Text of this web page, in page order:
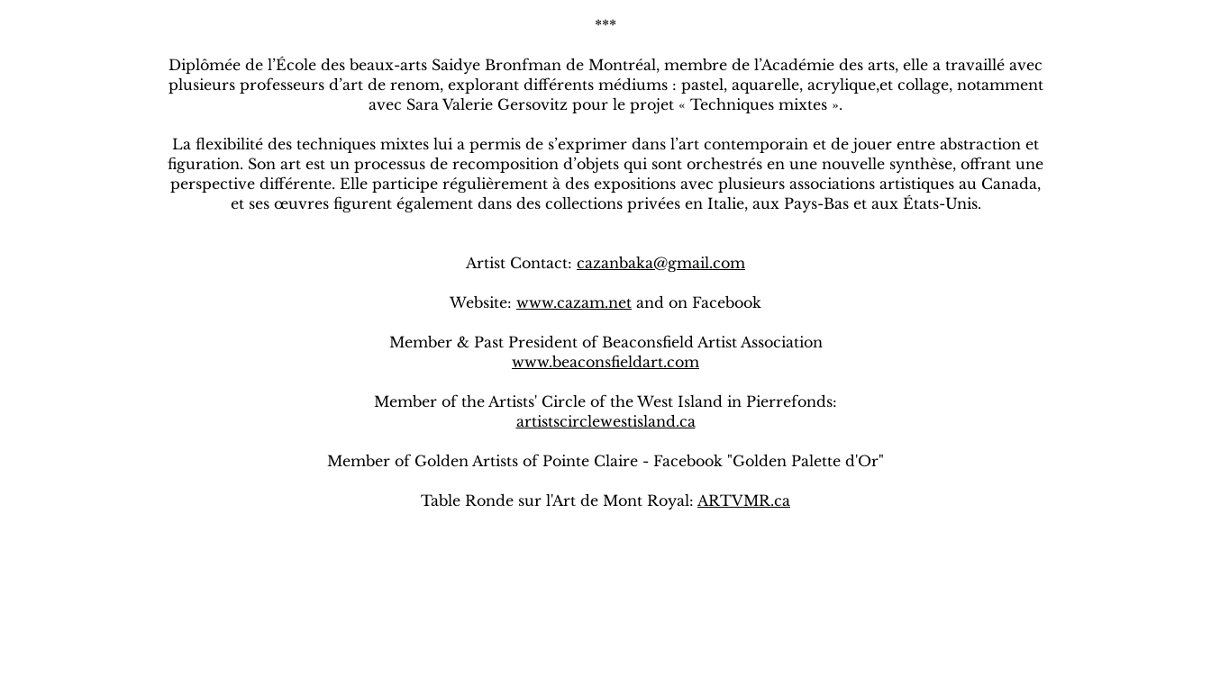
***
Diplômée de l’École des beaux-arts Saidye Bronfman de Montréal, membre de l’Académie des arts, elle a travaillé avec
plusieurs professeurs d’art de renom, explorant différents médiums : pastel, aquarelle, acrylique,et collage, notamment
avec Sara Valerie Gersovitz pour le projet « Techniques mixtes ».
La flexibilité des techniques mixtes lui a permis de s’exprimer dans l’art contemporain et de jouer entre abstraction et
figuration. Son art est un processus de recomposition d’objets qui sont orchestrés en une nouvelle synthèse, offrant une
perspective différente. Elle participe régulièrement à des expositions avec plusieurs associations artistiques au Canada,
et ses œuvres figurent également dans des collections privées en Italie, aux Pays-Bas et aux États-Unis.
Artist Contact: cazanbaka@gmail.com
Website: www.cazam.net and on Facebook
Member & Past President of Beaconsfield Artist Association
www.beaconsfieldart.com
Member of the Artists' Circle of the West Island in Pierrefonds:
artistscirclewestisland.ca
Member of Golden Artists of Pointe Claire - Facebook "Golden Palette d'Or"
Table Ronde sur l'Art de Mont Royal: ARTVMR.ca